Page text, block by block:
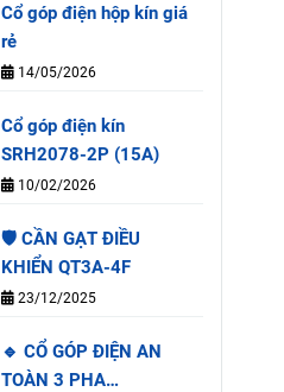
Cổ góp điện hộp kín giá
rẻ
14/05/2026
Cổ góp điện kín
SRH2078-2P (15A)
10/02/2026
🛡️ CẦN GẠT ĐIỀU
KHIỂN QT3A-4F
23/12/2025
🔹 CỔ GÓP ĐIỆN AN
TOÀN 3 PHA